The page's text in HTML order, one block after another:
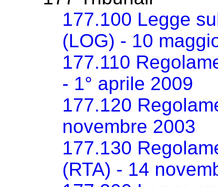
177.100 Legge
(LOG) - 10
177.110
- 1° aprile 2009
177.120
novembre 2003
177.130
(RTA) - 14